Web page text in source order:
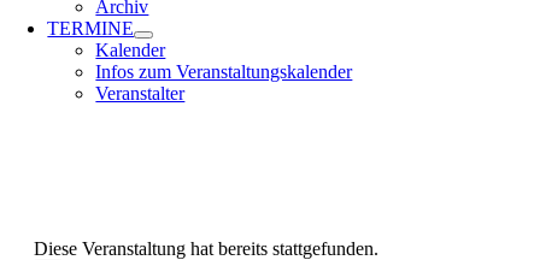
Archiv
TERMINE
Kalender
Infos zum Veranstaltungskalender
Veranstalter
Diese Veranstaltung hat bereits stattgefunden.